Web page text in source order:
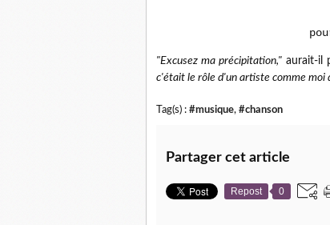
"Excusez ma précipitation," aurait-il
c'était le rôle d'un artiste comme moi
Tag(s) : #musique, #chanson
Partager cet article
Repost 0